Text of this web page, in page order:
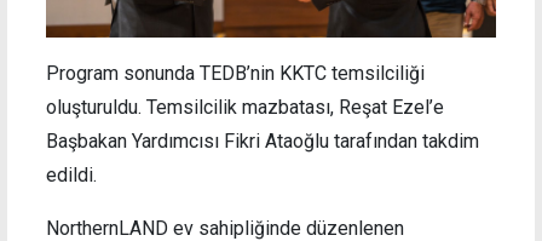
Program sonunda TEDB’nin KKTC temsilciliği
oluşturuldu. Temsilcilik mazbatası, Reşat Ezel’e
Başbakan Yardımcısı Fikri Ataoğlu tarafından takdim
edildi.
NorthernLAND ev sahipliğinde düzenlenen